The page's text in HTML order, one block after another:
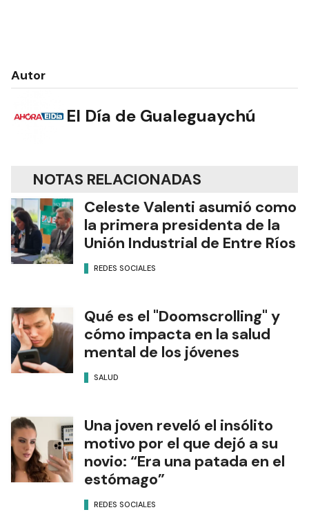
Autor
El Día de Gualeguaychú
NOTAS RELACIONADAS
Celeste Valenti asumió como
la primera presidenta de la
Unión Industrial de Entre Ríos
REDES SOCIALES
Qué es el "Doomscrolling" y
cómo impacta en la salud
mental de los jóvenes
SALUD
Una joven reveló el insólito
motivo por el que dejó a su
novio: “Era una patada en el
estómago”
REDES SOCIALES